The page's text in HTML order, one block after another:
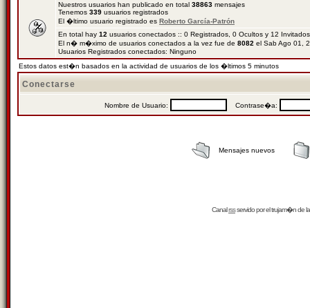
Nuestros usuarios han publicado en total 38863 mensajes
Tenemos 339 usuarios registrados
El �ltimo usuario registrado es Roberto García-Patrón
En total hay 12 usuarios conectados :: 0 Registrados, 0 Ocultos y 12
El n� m�ximo de usuarios conectados a la vez fue de 8082 el Sab Ago 01,
Usuarios Registrados conectados: Ninguno
Estos datos est�n basados en la actividad de usuarios de los �ltimos 5 minutos
Conectarse
Nombre de Usuario: Contrase�a:
Mensajes nuevos
Canalrssservido por eltrujam�nde